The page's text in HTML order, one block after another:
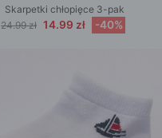
Skarpetki chłopięce 3-pak
24.99 zł 14.99 zł -40%